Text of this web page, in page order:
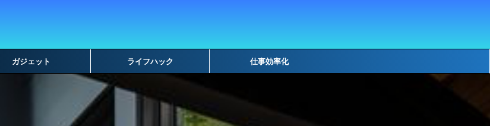
ガジェット ライフハック 仕事効率化